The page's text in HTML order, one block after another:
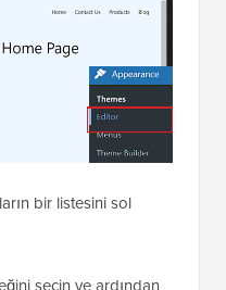
bir listesini sol